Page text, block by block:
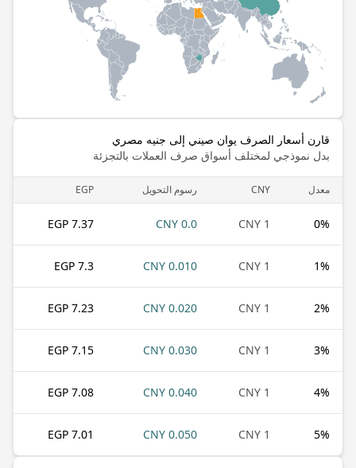
قارن أسعار الصرف يوان صيني إلى جنيه مصري
بدل نموذجي لمختلف أسواق صرف العملات بالتجزئة
معدل CNY رسوم التحويل EGP
0%
1 CNY
0.0 CNY
7.37 EGP
1%
1 CNY
0.010 CNY
7.3 EGP
2%
1 CNY
0.020 CNY
7.23 EGP
3%
1 CNY
0.030 CNY
7.15 EGP
4%
1 CNY
0.040 CNY
7.08 EGP
5%
1 CNY
0.050 CNY
7.01 EGP